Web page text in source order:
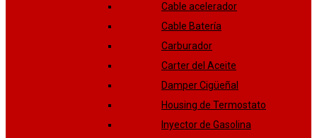
Cable acelerador
Cable Batería
Carburador
Carter del Aceite
Damper Cigüeñal
Housing de Termostato
Inyector de Gasolina